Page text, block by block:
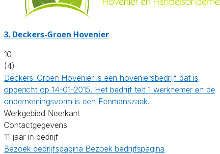
3. Deckers-Groen Hovenier
10
(4)
Deckers-Groen Hovenier is een hoveniersbedrijf dat is
opgericht op 14-01-2015. Het bedrijf telt 1 werknemer en de
ondernemingsvorm is een Eenmanszaak.
Werkgebied Neerkant
Contactgegevens
11 jaar in bedrijf
Bezoek bedrijfspagina Bezoek bedrijfspagina